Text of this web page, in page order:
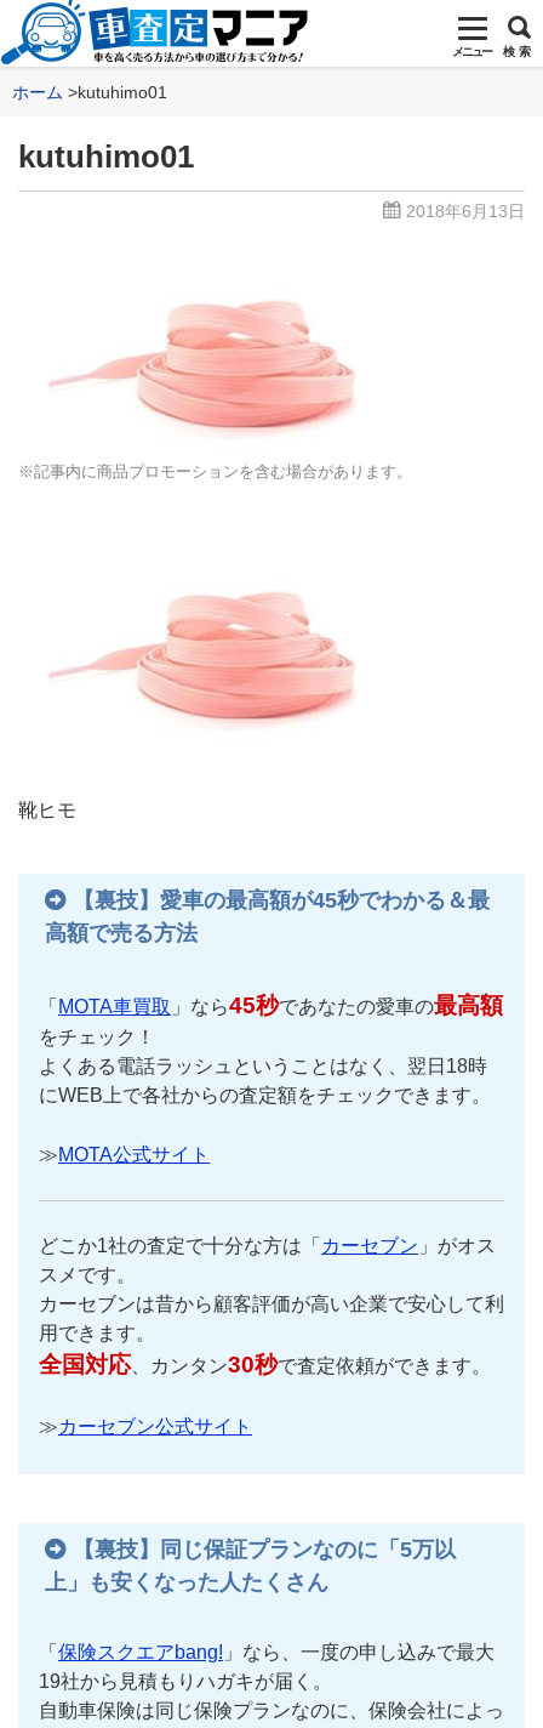
メニュー 検 索
ホーム kutuhimo01
kutuhimo01
2018年6月13日
※記事内に商品プロモーションを含む場合があります。
靴ヒモ
【裏技】愛車の最高額が45秒でわかる＆最
高額で売る方法
「 MOTA車買取 」なら45秒であなたの愛車の最高額
をチェック！
よくある電話ラッシュということはなく、翌日18時
にWEB上で各社からの査定額をチェックできます。
≫MOTA公式サイト
どこか1社の査定で十分な方は「 カーセブン 」がオス
スメです。
カーセブンは昔から顧客評価が高い企業で安心して利
用できます。
全国対応、カンタン30秒で査定依頼ができます。
≫カーセブン公式サイト
【裏技】同じ保証プランなのに「5万以
上」も安くなった人たくさん
「 保険スクエアbang! 」なら、一度の申し込みで最大
19社から見積もりハガキが届く。
自動車保険は同じ保険プランなのに、保険会社によっ